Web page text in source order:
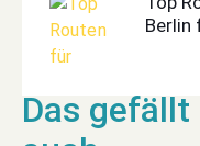
Berlin